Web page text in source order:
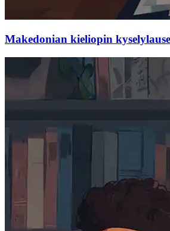
Makedonian kieliopin